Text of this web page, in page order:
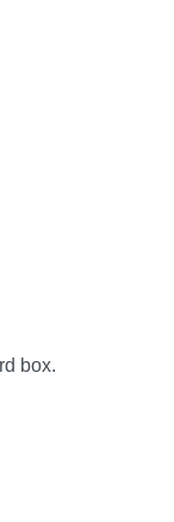
box.